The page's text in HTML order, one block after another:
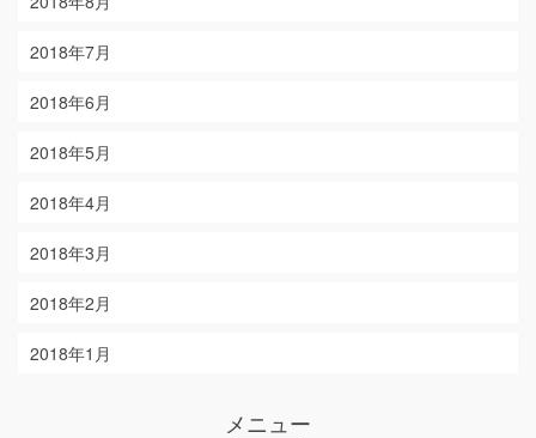
2018年7月
2018年6月
2018年5月
2018年4月
2018年3月
2018年2月
2018年1月
メニュー